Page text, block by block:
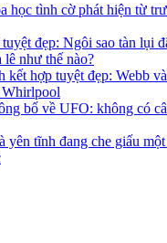
học tình cờ phát hiện từ
đẹp: Ngôi sao tàn lụi
lê như thế nào?
kết hợp tuyệt đẹp: Webb
Whirlpool
bố về UFO: không có
yên tĩnh đang che giấu